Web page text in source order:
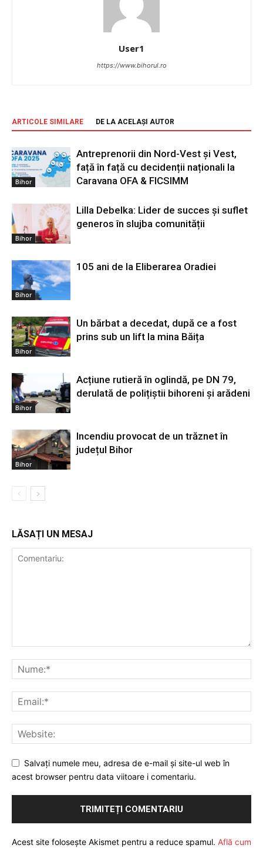
User1
https://www.bihorul.ro
ARTICOLE SIMILARE DE LA ACELAȘI AUTOR
Bihor
Antreprenorii din Nord-Vest și Vest,
față în față cu decidenții naționali la
Caravana OFA & FICSIMM
Bihor
Lilla Debelka: Lider de succes și suflet
generos în slujba comunității
Bihor
105 ani de la Eliberarea Oradiei
Bihor
Un bărbat a decedat, după ce a fost
prins sub un lift la mina Băița
Bihor
Acțiune rutieră în oglindă, pe DN 79,
derulată de polițiștii bihoreni și arădeni
Bihor
Incendiu provocat de un trăznet în
județul Bihor
LĂSAȚI UN MESAJ
Salvați numele meu, adresa de e-mail și site-ul web în
acest browser pentru data viitoare i comentariu.
Acest site folosește Akismet pentru a reduce spamul. Află cum